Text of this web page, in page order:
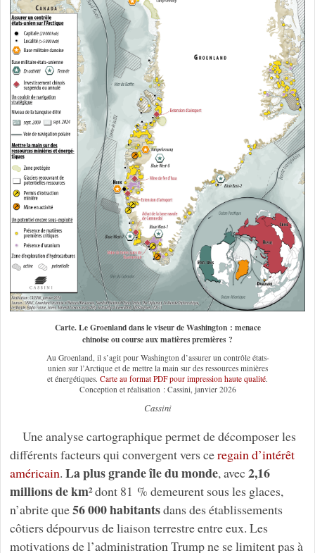
Carte. Le Groenland dans le viseur de Washington : menace
chinoise ou course aux matières premières ?
Au Groenland, il s’agit pour Washington d’assurer un contrôle états-
unien sur l’Arctique et de mettre la main sur des ressources minières
et énergétiques. Carte au format PDF pour impression haute qualité.
Conception et réalisation : Cassini, janvier 2026
Cassini
Une analyse cartographique permet de décomposer les
différents facteurs qui convergent vers ceregain d’intérêt
américain. La plus grande île du monde, avec2,16
millions de km²dont 81 % demeurent sous les glaces,
n’abrite que56 000 habitantsdans des établissements
côtiers dépourvus de liaison terrestre entre eux. Les
motivations de l’administration Trump ne se limitent pas à